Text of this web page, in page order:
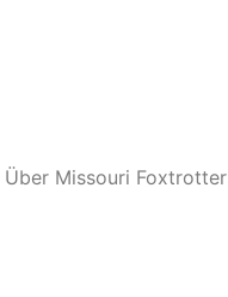
Über Missouri Foxtrotter